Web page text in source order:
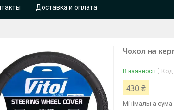
Доставка и оплата
Чохол на
В наявності Код:
430 ₴
Мінімальна